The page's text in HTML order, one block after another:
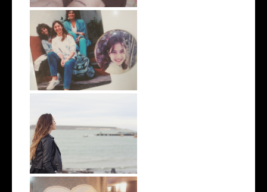
Diario de Comodoro
Mi Paraíso Escondido